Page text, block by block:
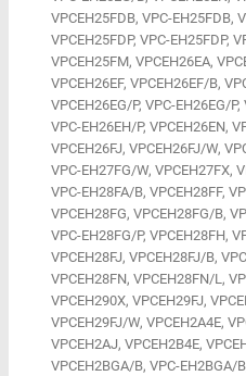
VPCEH25FDB, VPC-EH25FDB,
VPCEH25FDP, VPC-EH25FDP,
VPCEH25FM, VPCEH26EA,
VPCEH26EF, VPCEH26EF/B,
VPCEH26EG/P, VPC-EH26EG/
VPC-EH26EH/P, VPCEH26EN,
VPCEH26FJ, VPCEH26FJ/W,
VPC-EH27FG/W, VPCEH27FX,
VPC-EH28FA/B, VPCEH28FF,
VPCEH28FG, VPCEH28FG/B,
VPC-EH28FG/P, VPCEH28FH,
VPCEH28FJ, VPCEH28FJ/B,
VPCEH28FN, VPCEH28FN/L,
VPCEH290X, VPCEH29FJ,
VPCEH29FJ/W, VPCEH2A4E,
VPCEH2AJ, VPCEH2B4E,
VPCEH2BGA/B, VPC-EH2BGA/